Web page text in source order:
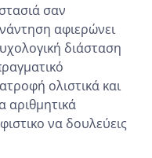
σαν
αφιερώνει
διάσταση
ολιστικά και
αριθμητικά
να δουλεύεις